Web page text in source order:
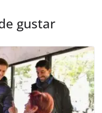
gustar